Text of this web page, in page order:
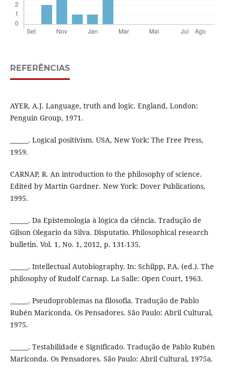
REFERÊNCIAS
AYER, A.J. Language, truth and logic. England, London:
Penguin Group, 1971.
______. Logical positivism. USA, New York: The Free Press,
1959.
CARNAP, R. An introduction to the philosophy of science.
Edited by Martin Gardner. New York: Dover Publications,
1995.
______. Da Epistemologia à lógica da ciência. Tradução de
Gilson Olegario da Silva. Disputatio. Philosophical research
bulletin. Vol. 1, No. 1, 2012, p. 131-135.
______. Intellectual Autobiography. In: Schilpp, P.A. (ed.). The
philosophy of Rudolf Carnap. La Salle: Open Court, 1963.
______. Pseudoproblemas na filosofia. Tradução de Pablo
Rubén Mariconda. Os Pensadores. São Paulo: Abril Cultural,
1975.
______. Testabilidade e Significado. Tradução de Pablo Rubén
Mariconda. Os Pensadores. São Paulo: Abril Cultural, 1975a.